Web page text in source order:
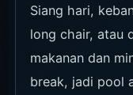
Siang hari,
long chair, atau
makanan dan
break, jadi pool